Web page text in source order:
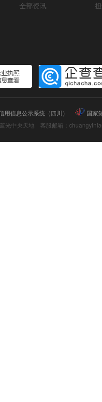
全部资讯
用信息公示系统（四川）
国家
光中央天地 客服邮箱：